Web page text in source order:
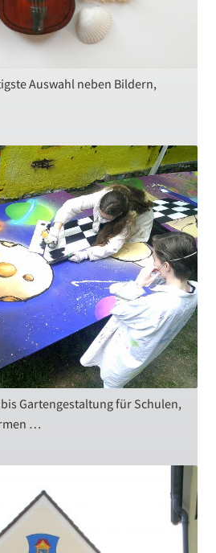
Auswahl neben Bildern,
Gartengestaltung für Schulen,
…